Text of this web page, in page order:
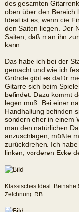
des gesamten
oben über den Bereich
Ideal ist es, wenn die
den Saiten liegen. Der
Saiten, daß man ihn
kann.
Das habe ich bei der
gemacht und wie ich
Gründe gibt es dafür
Gitarre sich beim
befindet. Dazu kommt
legen muß. Bei einer
Handhaltung befinden
sondern eher in einem
man den natürlichen
anzuschlagen, müßte
zurückdrehen. Ich
linken, vorderen Ecke
Klassisches Ideal: Beinahe
Zeichnung RB